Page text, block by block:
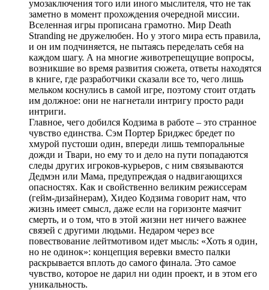
умозаключения того или иного мыслителя, что не так
заметно в момент прохождения очередной миссии.
Вселенная игры прописана грамотно. Мир Death
Stranding не дружелюбен. Но у этого мира есть правила,
и он им подчиняется, не пытаясь переделать себя на
каждом шагу. А на многие животрепещущие вопросы,
возникшие во время развития сюжета, ответы находятся
в книге, где разработчики сказали все то, чего лишь
мельком коснулись в самой игре, поэтому стоит отдать
им должное: они не нагнетали интригу просто ради
интриги.
Главное, чего добился Кодзима в работе – это странное
чувство единства. Сэм Портер Бриджес бредет по
хмурой пустоши один, впереди лишь темпоральные
дожди и Твари, но ему то и дело на пути попадаются
следы других игроков-курьеров, с ним связываются
Дедмэн или Мама, предупреждая о надвигающихся
опасностях. Как и свойственно великим режиссерам
(гейм-дизайнерам), Хидео Кодзима говорит нам, что
жизнь имеет смысл, даже если на горизонте маячит
смерть, и о том, что в этой жизни нет ничего важнее
связей с другими людьми. Недаром через все
повествование лейтмотивом идет мысль: «Хоть я один,
но не одинок»: концепция веревки вместо палки
раскрывается вплоть до самого финала. Это самое
чувство, которое не дарил ни один проект, и в этом его
уникальность.